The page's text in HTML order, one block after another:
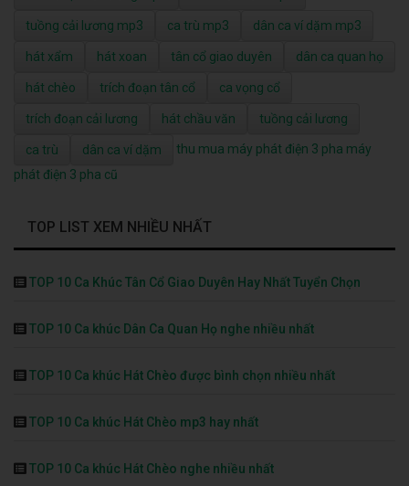
tuồng cải lương mp3 ca trù mp3 dân ca ví dặm mp3
hát xẩm hát xoan tân cổ giao duyên dân ca quan họ
hát chèo trích đoạn tân cổ ca vọng cổ
trích đoạn cải lương hát chầu văn tuồng cải lương
ca trù dân ca ví dặm thu mua máy phát điện 3 pha máy
phát điện 3 pha cũ
TOP LIST XEM NHIỀU NHẤT
TOP 10 Ca Khúc Tân Cổ Giao Duyên Hay Nhất Tuyển Chọn
TOP 10 Ca khúc Dân Ca Quan Họ nghe nhiều nhất
TOP 10 Ca khúc Hát Chèo được bình chọn nhiều nhất
TOP 10 Ca khúc Hát Chèo mp3 hay nhất
TOP 10 Ca khúc Hát Chèo nghe nhiều nhất